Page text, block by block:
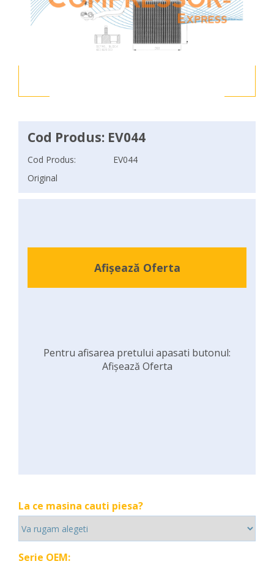
Cod Produs: EV044
Cod Produs:
EV044
Original
Afișează Oferta
Pentru afisarea pretului apasati butonul:
Afișează Oferta
La ce masina cauti piesa?
Serie OEM: